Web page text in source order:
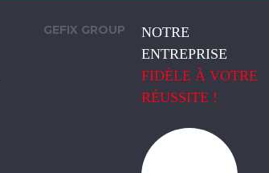
GEFIX GROUP
NOTRE
ENTREPRISE
FIDÈLE À VOTRE
RÉUSSITE !